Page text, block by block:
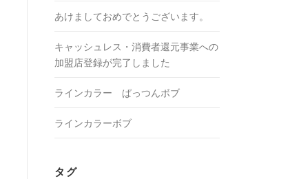
あけましておめでとうございます。
キャッシュレス・消費者還元事業への
加盟店登録が完了しました
ラインカラー ぱっつんボブ
ラインカラーボブ
タグ